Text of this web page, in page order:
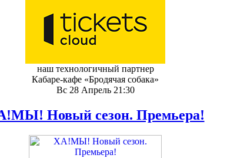
наш технологичный партнер
Кабаре-кафе «Бродячая собака»
Вс 28 Апрель 21:30
Новый сезон. Премьера!